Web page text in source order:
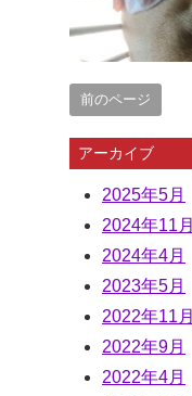
前のページ
アーカイブ
2025年5月
2024年11月
2024年4月
2023年5月
2022年11月
2022年9月
2022年4月